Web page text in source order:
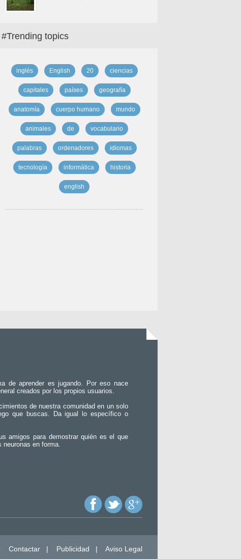
#Trending topics
inglés English 20 ciencias
capitales países geografía
anatomía cuerpo humano mundo
animales de vocabulario
palabras ordenadores idiomas
tecnología informática historia
english
de aprender es jugando. Por eso nace
creados por los propios usuarios.
de nuestra comunidad en un solo
que buscas. Da igual lo específico o
amigos para demostrar quién es el que
en forma.
Contactar | Publicidad | Aviso Legal